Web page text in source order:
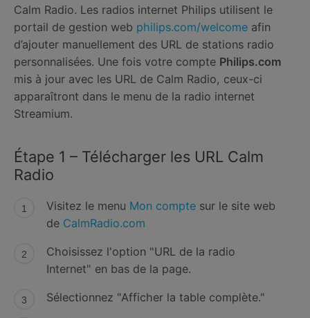
Calm Radio. Les radios internet Philips utilisent le
portail de gestion web philips.com/welcome afin
d’ajouter manuellement des URL de stations radio
personnalisées. Une fois votre compte Philips.com
mis à jour avec les URL de Calm Radio, ceux-ci
apparaîtront dans le menu de la radio internet
Streamium.
Étape 1 – Télécharger les URL Calm
Radio
Visitez le menu Mon comptesur le site web
de CalmRadio.com
Choisissez l'option "URL de la radio
Internet" en bas de la page.
Sélectionnez "Afficher la table complète."